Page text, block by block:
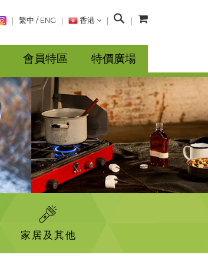
繁中 / ENG 香港
搜
會員特區 特價廣場
家居及其他